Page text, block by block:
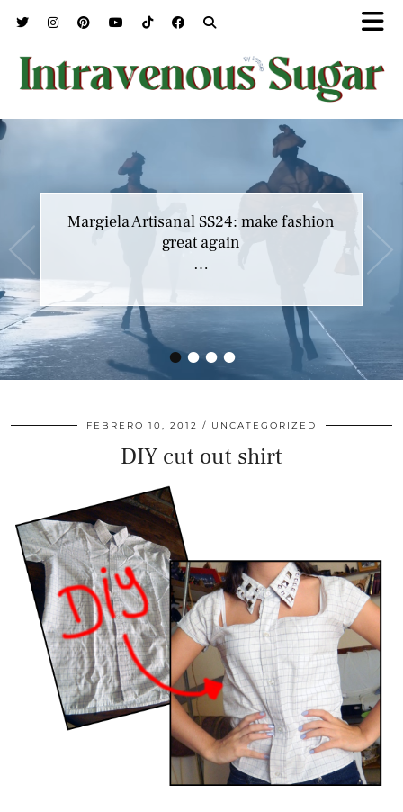
••••
Margiela Artisanal SS24: make fashion
great again
…
Marc Jacobs SS23 y el buscar confort en
nuestros héroes
…
FEBRERO 10, 2012 UNCATEGORIZED
DIY cut out shirt